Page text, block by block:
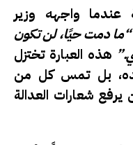
واجهه وزير
“ما دمت حيًا، لن تكون
هذه العبارة تختزل
بل تمس كل من
شعارات العدالة